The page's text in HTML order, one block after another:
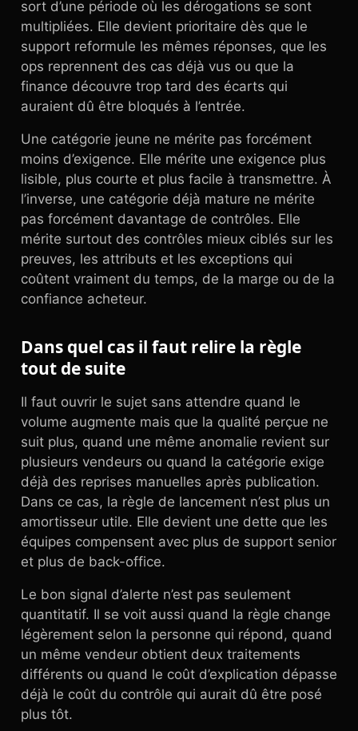
sort d’une période où les dérogations se sont
multipliées. Elle devient prioritaire dès que le
support reformule les mêmes réponses, que les
ops reprennent des cas déjà vus ou que la
finance découvre trop tard des écarts qui
auraient dû être bloqués à l’entrée.
Une catégorie jeune ne mérite pas forcément
moins d’exigence. Elle mérite une exigence plus
lisible, plus courte et plus facile à transmettre. À
l’inverse, une catégorie déjà mature ne mérite
pas forcément davantage de contrôles. Elle
mérite surtout des contrôles mieux ciblés sur les
preuves, les attributs et les exceptions qui
coûtent vraiment du temps, de la marge ou de la
confiance acheteur.
Dans quel cas il faut relire la règle
tout de suite
Il faut ouvrir le sujet sans attendre quand le
volume augmente mais que la qualité perçue ne
suit plus, quand une même anomalie revient sur
plusieurs vendeurs ou quand la catégorie exige
déjà des reprises manuelles après publication.
Dans ce cas, la règle de lancement n’est plus un
amortisseur utile. Elle devient une dette que les
équipes compensent avec plus de support senior
et plus de back-office.
Le bon signal d’alerte n’est pas seulement
quantitatif. Il se voit aussi quand la règle change
légèrement selon la personne qui répond, quand
un même vendeur obtient deux traitements
différents ou quand le coût d’explication dépasse
déjà le coût du contrôle qui aurait dû être posé
plus tôt.